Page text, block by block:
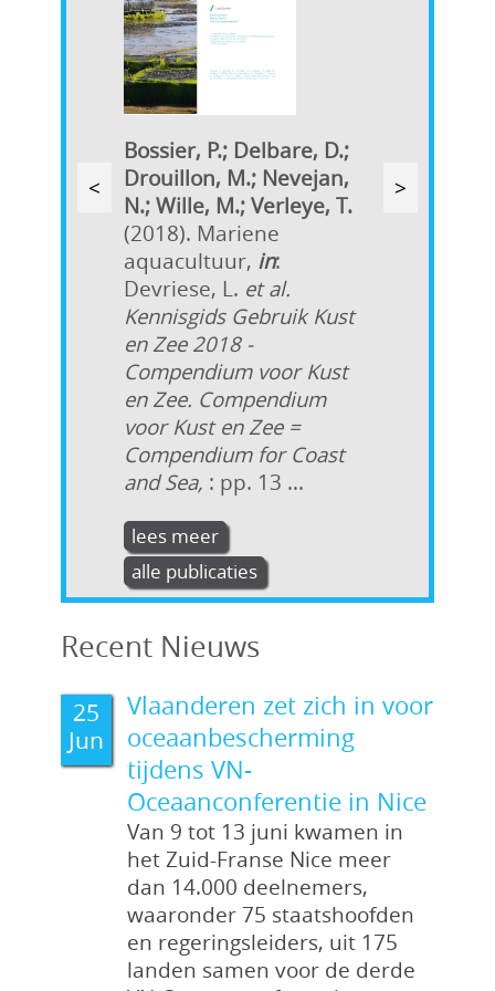
< >
Bossier, P.; Delbare, D.;
Drouillon, M.; Nevejan,
N.; Wille, M.; Verleye, T.
(2018). Mariene
aquacultuur, in:
Devriese, L. et al.
Kennisgids Gebruik Kust
en Zee 2018 -
Compendium voor Kust
en Zee. Compendium
voor Kust en Zee =
Compendium for Coast
and Sea, : pp. 13 ...
lees meer
alle publicaties
Coudenys, H.; Barbery,
Coudenys, H.; Traen, S.;
Coudenys, H.; Traen, S.;
Coudenys, H.; Traen, S.;
Recent Nieuws
25
Jun
Vlaanderen zet zich in voor
oceaanbescherming
tijdens VN-
Oceaanconferentie in Nice
Van 9 tot 13 juni kwamen in
het Zuid-Franse Nice meer
dan 14.000 deelnemers,
waaronder 75 staatshoofden
en regeringsleiders, uit 175
landen samen voor de derde